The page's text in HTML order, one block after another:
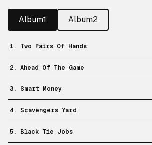
Album1 Album2
1. Two Pairs Of Hands
2. Ahead Of The Game
3. Smart Money
4. Scavengers Yard
5. Black Tie Jobs